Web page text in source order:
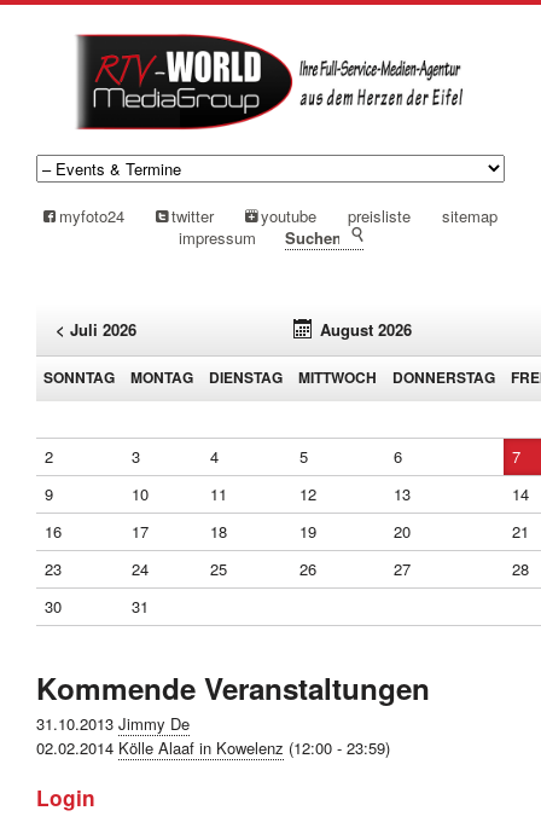
myfoto24 twitter youtube preisliste
sitemap
impressum
< Juli 2026 August 2026
SONNTAG MONTAG DIENSTAG MITTWOCH DONNERSTAG FR
2 3 4 5 6
7
9
10 11 12 13
14
16
17 18 19 20
21
23
24 25 26 27
28
30
31
Kommende Veranstaltungen
31.10.2013 Jimmy De
02.02.2014 Kölle Alaaf in Kowelenz (12:00 - 23:59)
Login